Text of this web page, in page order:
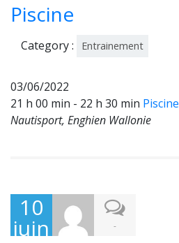
2
Piscine
Category : Entrainement
03/06/2022
21 h 00 min - 22 h 30 min Piscine
Nautisport, Enghien Wallonie
10
juin -